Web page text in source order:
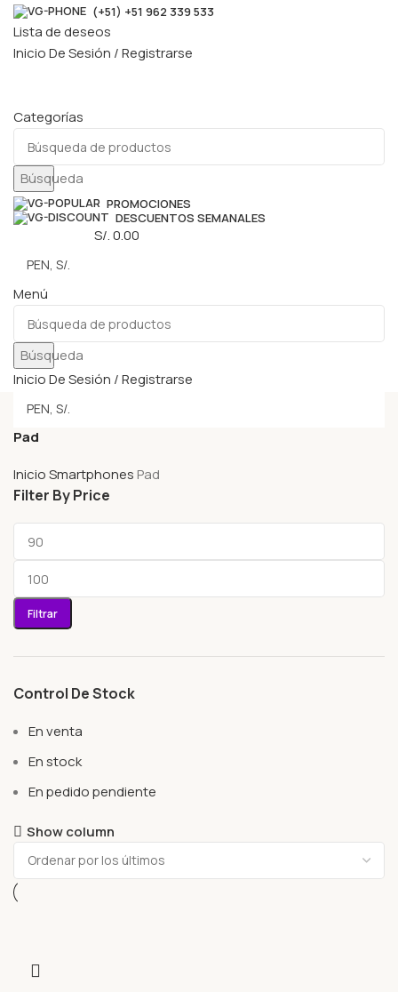
(+51) +51 962 339 533
Lista de deseos
Inicio De Sesión / Registrarse
Categorías
Búsqueda
PROMOCIONES
DESCUENTOS SEMANALES
S/.0.00
Menú
Búsqueda
Inicio De Sesión / Registrarse
Pad
InicioSmartphones Pad
Filter By Price
Filtrar
Control De Stock
En venta
En stock
En pedido pendiente
Show column